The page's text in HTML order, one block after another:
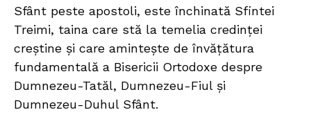
Sfânt peste apostoli, este închinată Sfintei
Treimi, taina care stă la temelia credinței
creștine și care amintește de învățătura
fundamentală a Bisericii Ortodoxe despre
Dumnezeu-Tatăl, Dumnezeu-Fiul și
Dumnezeu-Duhul Sfânt.